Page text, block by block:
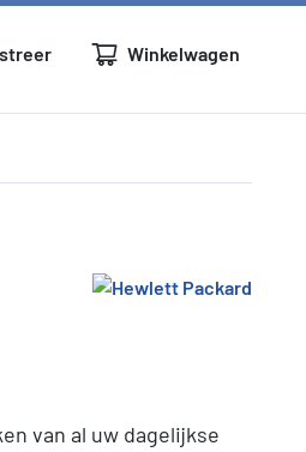
Winkelwagen
van al uw dagelijkse